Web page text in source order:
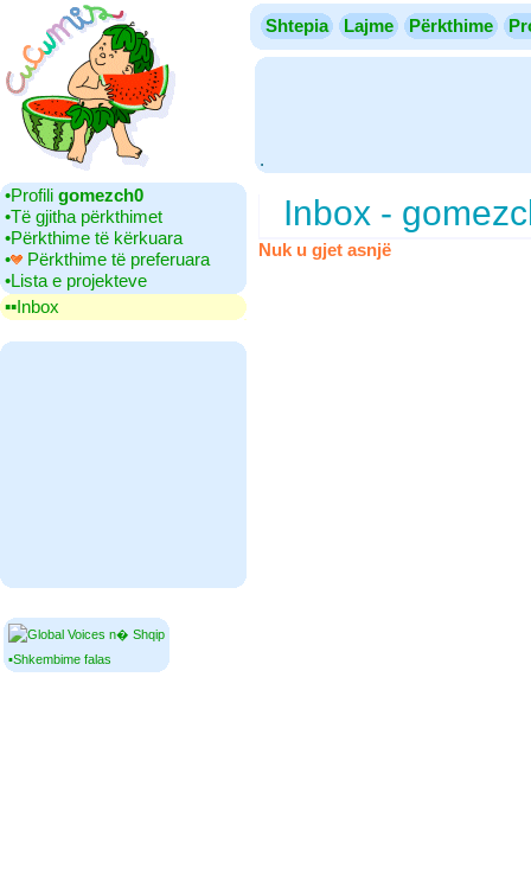
Shtepia Lajme Përkthime
.
•‎Profili gomezch0
•‎Të gjitha përkthimet
•‎Përkthime të kërkuara
•‎
Përkthime të preferuara
•‎Lista e projekteve
▪▪‎Inbox
▪Shkembime falas
Inbox -
Nuk u gjet asnjë